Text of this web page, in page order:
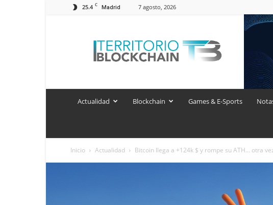
25.4 C Madrid 7 agosto, 2026
Blockchain
Actualidad Blockchain Games & E-Sports
Inicio Actualidad Bitcoin llega a +124k $ y rompe su ATH… otra